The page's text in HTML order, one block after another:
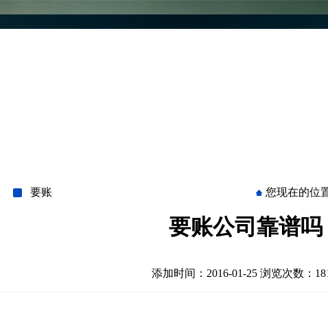
要账 您现在的位
要账公司靠谱吗
添加时间：2016-01-25 浏览次数：